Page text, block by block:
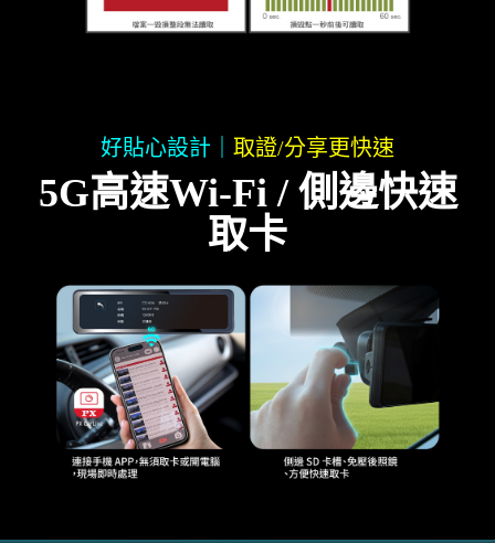
好貼心設計｜ 取證/分享更快速
5G高速Wi-Fi / 側邊快速
取卡